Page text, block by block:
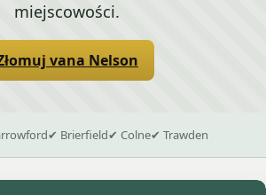
miejscowości.
vana Nelson
✔ Brierfield✔ Colne✔ Trawden